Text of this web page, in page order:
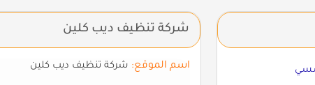
شركة تنظيف ديب كلين
اسم الموقع: شركة تنظيف ديب كلين